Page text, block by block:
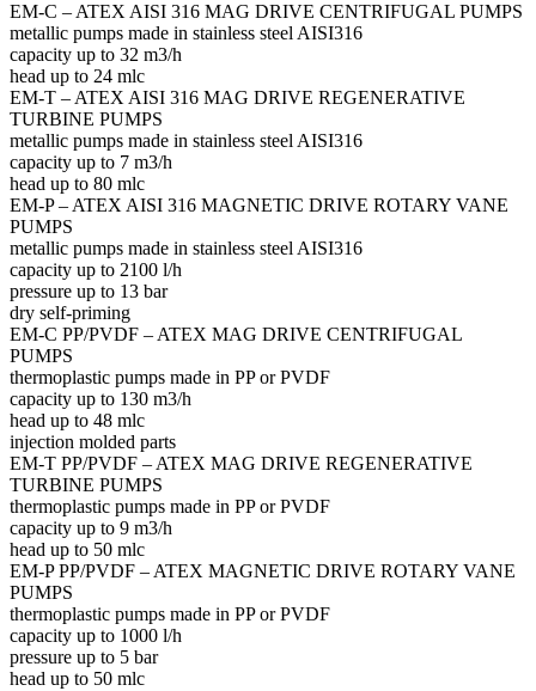
EM-C – ATEX AISI 316 MAG DRIVE CENTRIFUGAL PUMPS
metallic pumps made in stainless steel AISI316
capacity up to 32 m3/h
head up to 24 mlc
EM-T – ATEX AISI 316 MAG DRIVE REGENERATIVE
TURBINE PUMPS
metallic pumps made in stainless steel AISI316
capacity up to 7 m3/h
head up to 80 mlc
EM-P – ATEX AISI 316 MAGNETIC DRIVE ROTARY VANE
PUMPS
metallic pumps made in stainless steel AISI316
capacity up to 2100 l/h
pressure up to 13 bar
dry self-priming
EM-C PP/PVDF – ATEX MAG DRIVE CENTRIFUGAL
PUMPS
thermoplastic pumps made in PP or PVDF
capacity up to 130 m3/h
head up to 48 mlc
injection molded parts
EM-T PP/PVDF – ATEX MAG DRIVE REGENERATIVE
TURBINE PUMPS
thermoplastic pumps made in PP or PVDF
capacity up to 9 m3/h
head up to 50 mlc
EM-P PP/PVDF – ATEX MAGNETIC DRIVE ROTARY VANE
PUMPS
thermoplastic pumps made in PP or PVDF
capacity up to 1000 l/h
pressure up to 5 bar
head up to 50 mlc